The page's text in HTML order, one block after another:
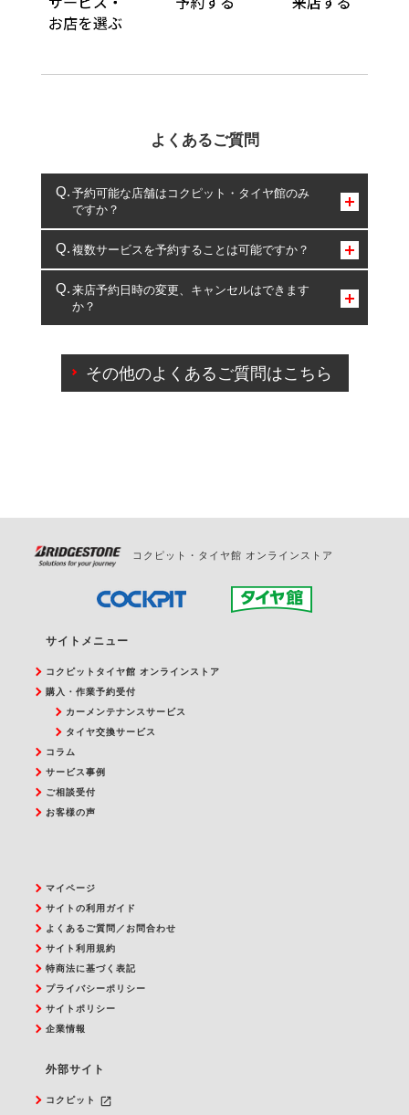
よくあるご質問
予約可能な店舗はコクピット・タイヤ館のみ
ですか？
コクピット・タイヤ館のみとなります。
複数サービスを予約することは可能ですか？
複数サービスのご予約は可能です。
一部の商品・サービスの組み合わせに限り、同時にご予約が
出来ないものもございます。
来店予約日時の変更、キャンセルはできます
か？
ご来店予約日の3営業日前を過ぎている場合のご予約
の日時変更につきましては、直接ご予約の店舗まで
その他のよくあるご質問はこちら
コクピット・タイヤ館 オンラインストア
サイトメニュー
コクピットタイヤ館 オンラインストア
購入・作業予約受付
カーメンテナンスサービス
タイヤ交換サービス
コラム
サービス事例
ご相談受付
お客様の声
マイページ
サイトの利用ガイド
よくあるご質問／お問合わせ
サイト利用規約
特商法に基づく表記
プライバシーポリシー
サイトポリシー
企業情報
外部サイト
コクピット
launch